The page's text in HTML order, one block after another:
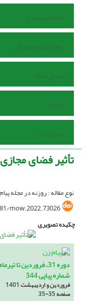
اطلاعات نشریه
راهنمای نویسندگان
ارسال مقاله
داوران
تماس با ما
تأثیر فضای
نوع مقاله : روزنه در مجله
mow.2022.73026
چکیده تصویری
شماره پیاپی 344
فروردین و اردیبهشت 1401
صفحه35-35